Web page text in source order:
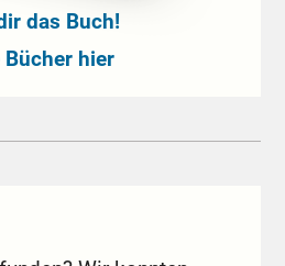
das Buch!
Bücher hier